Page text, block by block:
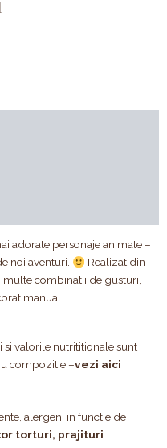
adorate personaje animate –
noi aventuri.
Realizat din
combinatii de gusturi,
manual.
si valorile nutrititionale sunt
compozitie –vezi aici
alergeni in functie de
torturi, prajituri